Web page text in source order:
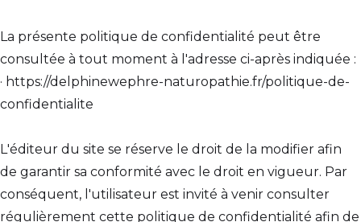
La présente politique de confidentialité peut être
consultée à tout moment à l'adresse ci-après indiquée :
· https://delphinewephre-naturopathie.fr/politique-de-
confidentialite
L'éditeur du site se réserve le droit de la modifier afin
de garantir sa conformité avec le droit en vigueur. Par
conséquent, l'utilisateur est invité à venir consulter
régulièrement cette politique de confidentialité afin de